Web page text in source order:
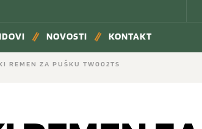
NOVOSTI KONTAKT
REMEN ZA PUŠKU TW002TS